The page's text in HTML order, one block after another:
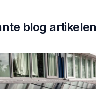
blog artikelen